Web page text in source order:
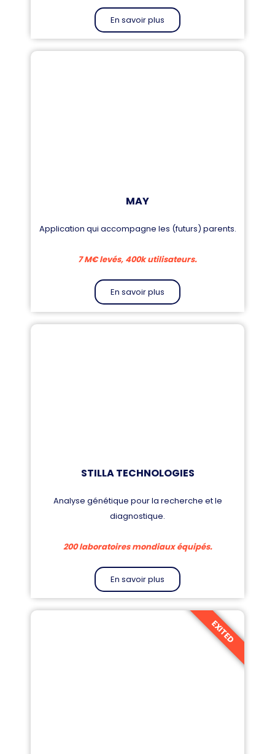
En savoir plus
MAY
Application qui accompagne les (futurs) parents.
7 M€ levés, 400k utilisateurs.
En savoir plus
STILLA TECHNOLOGIES
Analyse génétique pour la recherche et le
diagnostique.
200 laboratoires mondiaux équipés.
En savoir plus
EXITED